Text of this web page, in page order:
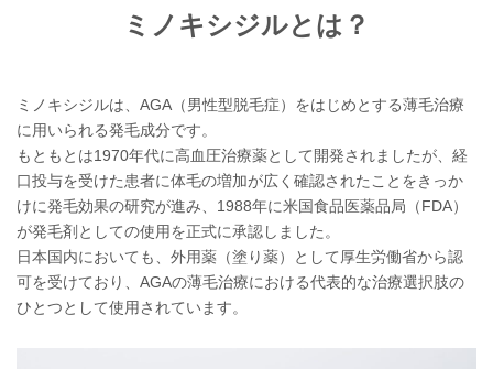
ミノキシジルとは？
ミノキシジルは、AGA（男性型脱毛症）をはじめとする薄毛治療
に用いられる発毛成分です。
もともとは1970年代に高血圧治療薬として開発されましたが、経
口投与を受けた患者に体毛の増加が広く確認されたことをきっか
けに発毛効果の研究が進み、1988年に米国食品医薬品局（FDA）
が発毛剤としての使用を正式に承認しました。
日本国内においても、外用薬（塗り薬）として厚生労働省から認
可を受けており、AGAの薄毛治療における代表的な治療選択肢の
ひとつとして使用されています。